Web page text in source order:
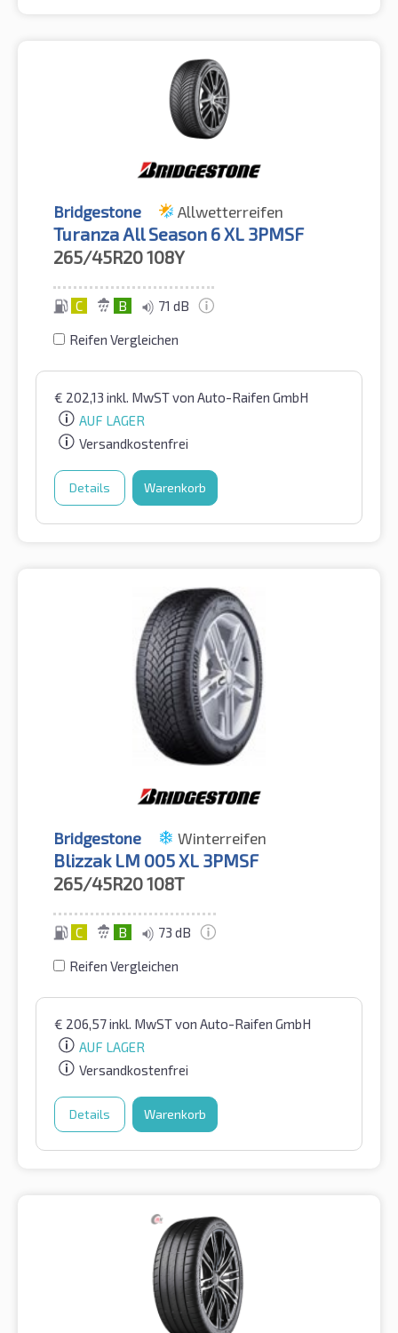
Bridgestone Allwetterreifen
Turanza All Season 6 XL 3PMSF
265/45R20108Y
C B 71 dB
Reifen Vergleichen
€ 202,13 inkl. MwSTvon Auto-Raifen GmbH
AUF LAGER
Versandkostenfrei
Details Warenkorb
Bridgestone Winterreifen
Blizzak LM 005 XL 3PMSF
265/45R20108T
C B 73 dB
Reifen Vergleichen
€ 206,57inkl. MwSTvon Auto-Raifen GmbH
AUF LAGER
Versandkostenfrei
Details Warenkorb